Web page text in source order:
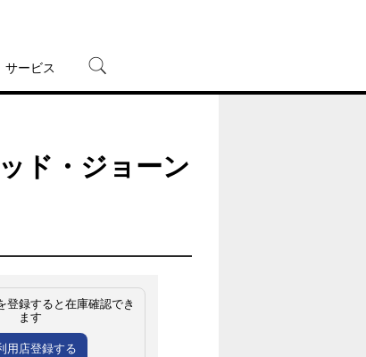
サービス
プレミアムNEXT
ド・ジョーン
登録すると在庫確認でき
ます
用店登録する